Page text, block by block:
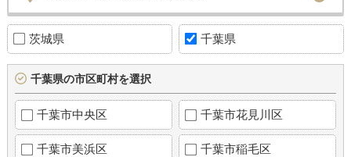
茨城県 千葉県
千葉県の市区町村を選択
千葉市中央区 千葉市花見川区
千葉市美浜区 千葉市稲毛区